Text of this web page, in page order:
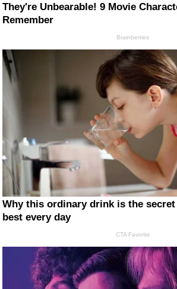
They're Unbearable! 9 Movie
Remember
Brainberries
Why this ordinary drink is the
best every day
CTA Favorite